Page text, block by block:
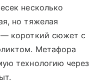
несколько
но тяжелая
короткий сюжет с
Метафора
технологию через